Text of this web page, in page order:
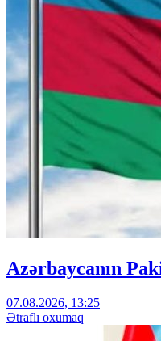
Azərbaycanın
07.08.2026, 13:25
Ətraflı oxumaq